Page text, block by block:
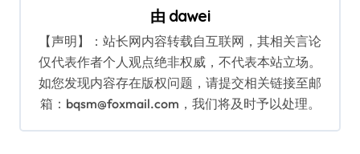
由 dawei
【声明】：站长网内容转载自互联网，其相关言论
仅代表作者个人观点绝非权威，不代表本站立场。
如您发现内容存在版权问题，请提交相关链接至邮
箱：bqsm@foxmail.com，我们将及时予以处理。